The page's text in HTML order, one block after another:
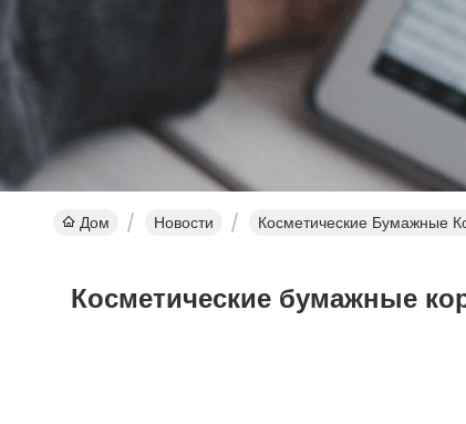
Дом Новости Косметические Бумажные
Косметические бумажные